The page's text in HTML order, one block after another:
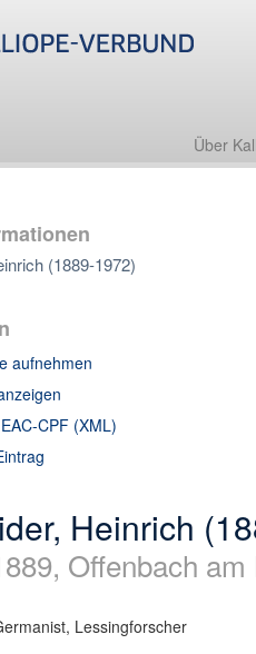
Über
(1889-1972)
aufnehmen
CPF (XML)
Heinrich
Offenbach
Lessingforscher